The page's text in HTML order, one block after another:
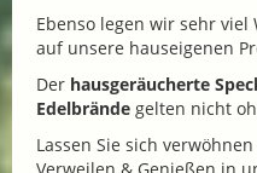
Ebenso legen wir sehr
auf unsere hauseigenen
Der hausgeräucherte
Edelbrände gelten nicht
Lassen Sie sich
Verweilen & Genießen in